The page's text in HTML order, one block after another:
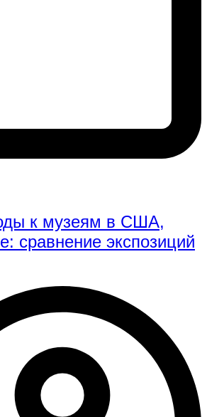
к музеям в США,
сравнение экспозиций